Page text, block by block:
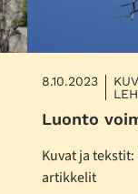
8.10.2023
Luonto
Kuvat ja
artikkelit